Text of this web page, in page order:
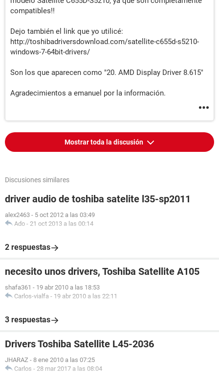
compatibles!!
Dejo también el link que yo utilicé:
http://toshibadriversdownload.com/satellite-c655d-s5210-
windows-7-64bit-drivers/
Son los que aparecen como "20. AMD Display Driver 8.615"
Agradecimientos a emanuel por la información.
Mostrar toda la discusión
Discusiones similares
driver audio de toshiba satelite l35-sp2011
alex2463 - 5 oct 2012 a las 03:49
Ado - 21 oct 2013 a las 00:14
2 respuestas
necesito unos drivers, Toshiba Satellite A105
shafa361 - 19 abr 2010 a las 18:53
Carlos-vialfa - 19 abr 2010 a las 22:11
3 respuestas
Drivers Toshiba Satellite L45-2036
JHARAZ - 8 ene 2010 a las 07:25
Carlos - 28 mar 2017 a las 08:04